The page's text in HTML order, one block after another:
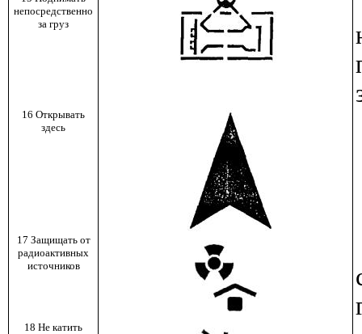
непосредственно
за груз
16 Открывать
здесь
17 Защищать от
радиоактивных
источников
18 Не катить